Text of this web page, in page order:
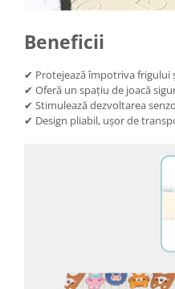
Mixere
Oale sub presiune
Pahare / Sticle cu Pai / Cani
Palnii
Stații încărcare vehicule
Anvelope auto
Beneficii
✔ Protejează împotriva frigului
✔ Oferă un spațiu de joacă
✔ Stimulează dezvoltarea
✔ Design pliabil, ușor de